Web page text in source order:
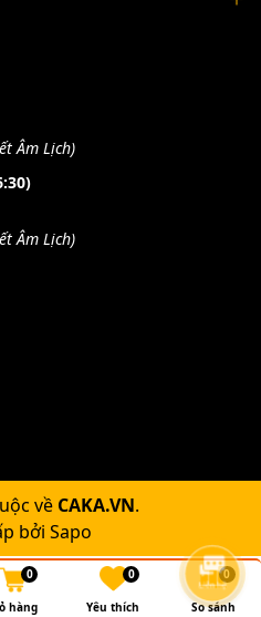
Âm Lịch)
Âm Lịch)
về CAKA.VN.
bởi Sapo
hàng
0
Yêu thích
0
So sánh
0